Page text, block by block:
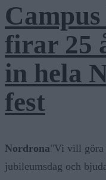
firar 25
in hela
fest
Nordrona"Vi vill göra
jubileumsdag och